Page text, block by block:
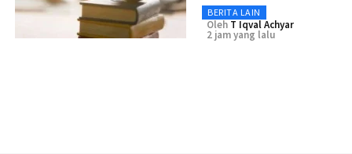
BERITA LAIN
Oleh T Iqval Achyar
2 jam yang lalu